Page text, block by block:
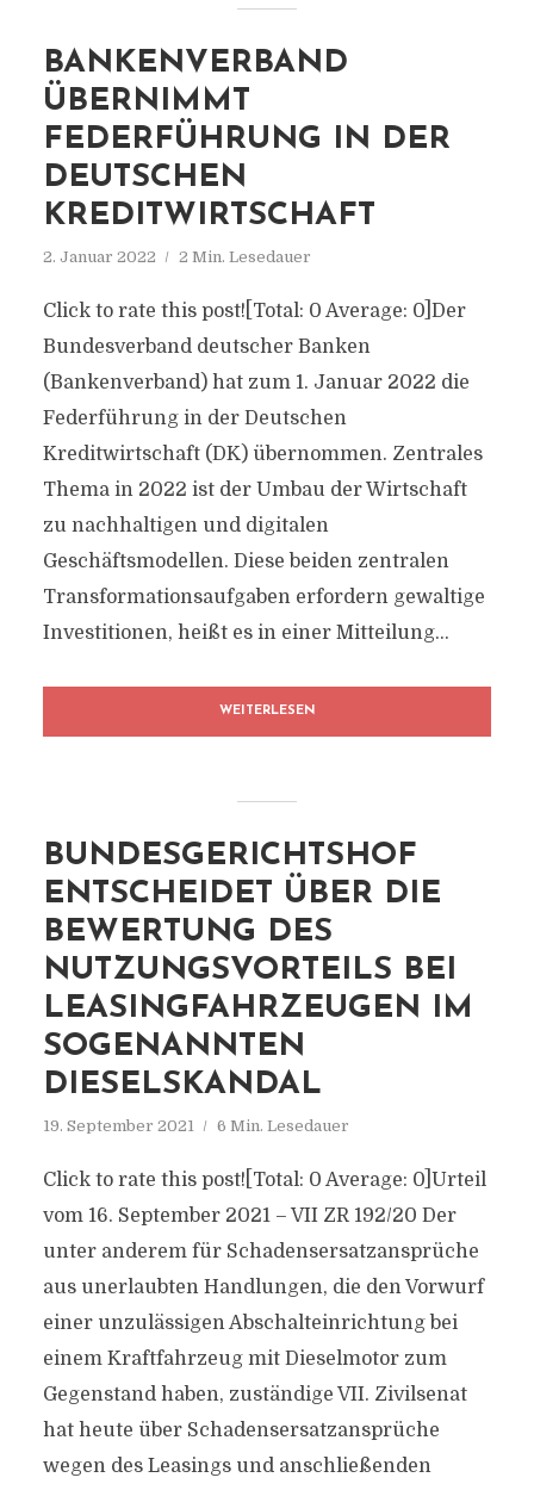
BANKENVERBAND
ÜBERNIMMT
FEDERFÜHRUNG IN DER
DEUTSCHEN
KREDITWIRTSCHAFT
2. Januar 2022 2 Min. Lesedauer
Click to rate this post![Total: 0 Average: 0]Der
Bundesverband deutscher Banken
(Bankenverband) hat zum 1. Januar 2022 die
Federführung in der Deutschen
Kreditwirtschaft (DK) übernommen. Zentrales
Thema in 2022 ist der Umbau der Wirtschaft
zu nachhaltigen und digitalen
Geschäftsmodellen. Diese beiden zentralen
Transformationsaufgaben erfordern gewaltige
Investitionen, heißt es in einer Mitteilung...
WEITERLESEN
BUNDESGERICHTSHOF
ENTSCHEIDET ÜBER DIE
BEWERTUNG DES
NUTZUNGSVORTEILS BEI
LEASINGFAHRZEUGEN IM
SOGENANNTEN
DIESELSKANDAL
19. September 2021 6 Min. Lesedauer
Click to rate this post![Total: 0 Average: 0]Urteil
vom 16. September 2021 – VII ZR 192/20 Der
unter anderem für Schadensersatzansprüche
aus unerlaubten Handlungen, die den Vorwurf
einer unzulässigen Abschalteinrichtung bei
einem Kraftfahrzeug mit Dieselmotor zum
Gegenstand haben, zuständige VII. Zivilsenat
hat heute über Schadensersatzansprüche
wegen des Leasings und anschließenden